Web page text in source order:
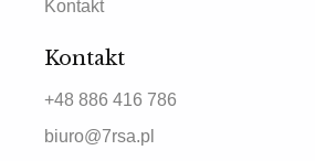
Kontakt
Kontakt
+48 886 416 786
biuro@7rsa.pl